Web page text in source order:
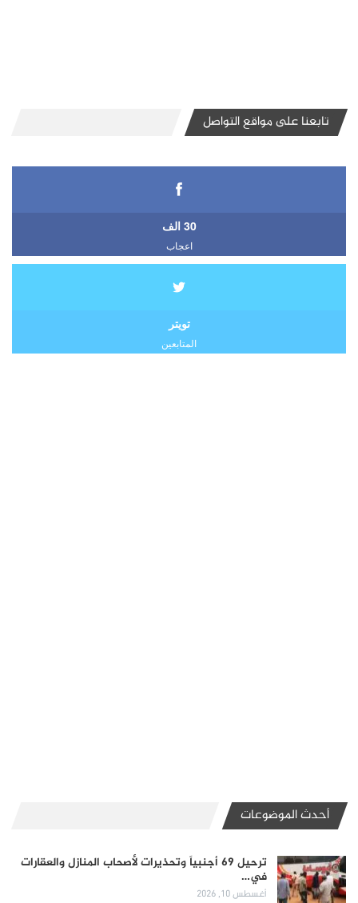
تابعنا على مواقع التواصل
30 الف
اعجاب
تويتر
المتابعين
أحدث الموضوعات
ترحيل 69 أجنبياً وتحذيرات لأصحاب المنازل والعقارات
في…
أغسطس 10, 2026